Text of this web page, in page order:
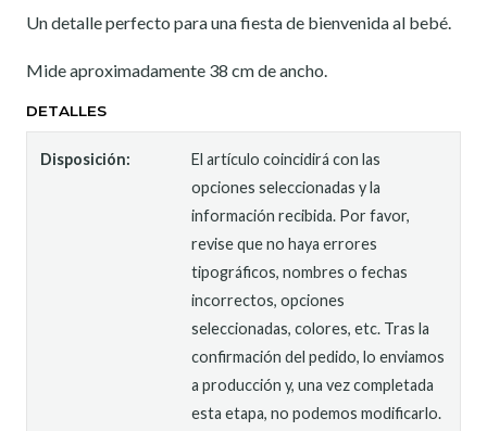
Un detalle perfecto para una fiesta de bienvenida al bebé.
Mide aproximadamente 38 cm de ancho.
DETALLES
Disposición:
El artículo coincidirá con las
opciones seleccionadas y la
información recibida. Por favor,
revise que no haya errores
tipográficos, nombres o fechas
incorrectos, opciones
seleccionadas, colores, etc. Tras la
confirmación del pedido, lo enviamos
a producción y, una vez completada
esta etapa, no podemos modificarlo.